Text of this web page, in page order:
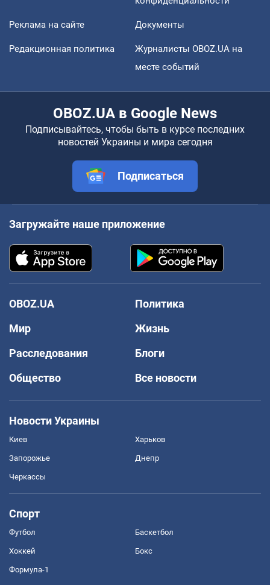
Реклама на сайте Документы
Редакционная политика
Журналисты OBOZ.UA на
месте событий
OBOZ.UA в Google News
Подписывайтесь, чтобы быть в курсе последних
новостей Украины и мира сегодня
Подписаться
Загружайте наше приложение
OBOZ.UA
Политика
Мир
Жизнь
Расследования
Блоги
Общество
Все новости
Новости Украины
Киев Харьков
Запорожье Днепр
Черкассы
Спорт
Футбол Баскетбол
Хоккей Бокс
Формула-1